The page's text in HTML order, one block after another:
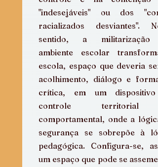
"indesejáveis" ou dos
racializados desviantes".
sentido, a militarização
ambiente escolar
escola, espaço que deveria
acolhimento, diálogo e
crítica, em um dispositivo
controle
comportamental, onde a
segurança se sobrepõe à
pedagógica. Configura-se,
um espaço que pode se